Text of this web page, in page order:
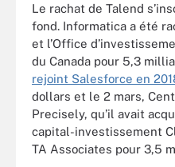
Le rachat de Talend
fond. Informatica a été
et l’Office
du Canada pour 5,3
rejoint Salesforce en
dollars et le 2 mars,
Precisely, qu’il avait
capital-investissement
TA Associates pour 3,5